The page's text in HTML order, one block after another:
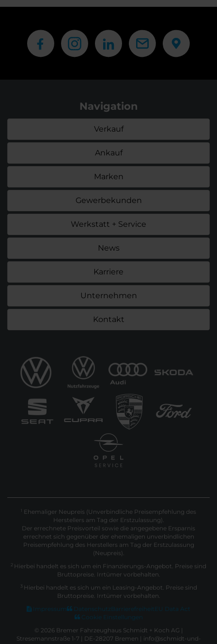
Navigation
Verkauf
Ankauf
Marken
Gewerbekunden
Werkstatt + Service
News
Karriere
Unternehmen
Kontakt
1 Ehemaliger Neupreis (Unverbindliche Preisempfehlung des
Herstellers am Tag der Erstzulassung).
Der errechnete Preisvorteil sowie die angegebene Ersparnis
errechnet sich gegenüber der ehemaligen unverbindlichen
Preisempfehlung des Herstellers am Tag der Erstzulassung
(Neupreis).
2 Hierbei handelt es sich um ein Finanzierungs-Angebot. Preise sind
Bruttopreise. Irrtümer vorbehalten.
3 Hierbei handelt es sich um ein Leasing-Angebot. Preise sind
Bruttopreise. Irrtümer vorbehalten.
Impressum
Datenschutz Barrierefreiheit EU Data Act
Cookie Einstellungen
© 2026 Bremer Fahrzeughaus Schmidt + Koch AG |
Stresemannstraße 1-7 | DE-28207 Bremen | info@schmidt-und-